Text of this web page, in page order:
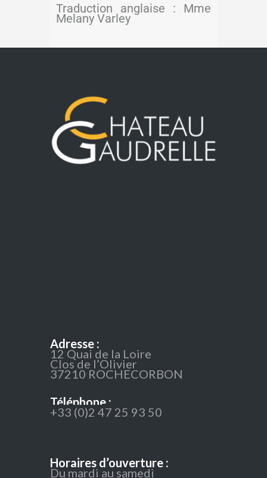
Traduction anglaise : Mme
Melany Varley
Adresse :
12 Quai de la Loire
Clos de l’Olivier
37210 ROCHECORBON
Téléphone :
+33 (0)2 47 25 93 50
Horaires d’ouverture :
Du mardi au samedi